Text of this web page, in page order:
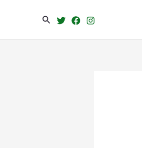
Search